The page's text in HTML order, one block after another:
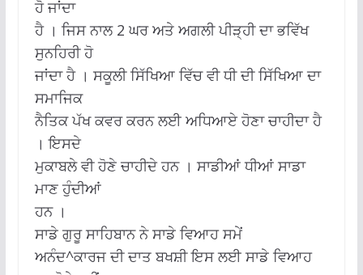
ਹੋ ਜਾਂਦਾ
ਹੈ । ਜਿਸ ਨਾਲ 2 ਘਰ ਅਤੇ ਅਗਲੀ ਪੀੜ੍ਹੀ ਦਾ ਭਵਿੱਖ
ਸੁਨਹਿਰੀ ਹੋ
ਜਾਂਦਾ ਹੈ । ਸਕੂਲੀ ਸਿੱਖਿਆ ਵਿੱਚ ਵੀ ਧੀ ਦੀ ਸਿੱਖਿਆ ਦਾ
ਸਮਾਜਿਕ
ਨੈਤਿਕ ਪੱਖ ਕਵਰ ਕਰਨ ਲਈ ਅਧਿਆਏ ਹੋਣਾ ਚਾਹੀਦਾ ਹੈ
। ਇਸਦੇ
ਮੁਕਾਬਲੇ ਵੀ ਹੋਣੇ ਚਾਹੀਦੇ ਹਨ । ਸਾਡੀਆਂ ਧੀਆਂ ਸਾਡਾ
ਮਾਣ ਹੁੰਦੀਆਂ
ਹਨ ।
ਸਾਡੇ ਗੁਰੂ ਸਾਹਿਬਾਨ ਨੇ ਸਾਡੇ ਵਿਆਹ ਸਮੇਂ
ਅਨੰਦ^ਕਾਰਜ ਦੀ ਦਾਤ ਬਖਸ਼ੀ ਇਸ ਲਈ ਸਾਡੇ ਵਿਆਹ